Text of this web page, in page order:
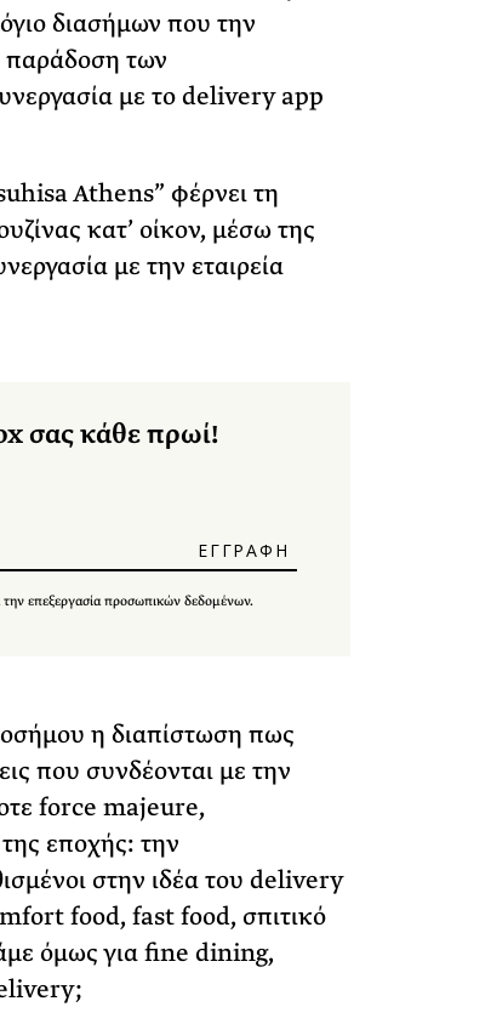
διασήμων που την
παράδοση των
με το delivery app
Athens” φέρνει τη
κατ’ οίκον, μέσω της
με την εταιρεία
σας κάθε πρωί!
επεξεργασία προσωπικών δεδομένων.
η διαπίστωση πως
που συνδέονται με την
force majeure,
εποχής: την
στην ιδέα του delivery
food, fast food, σπιτικό
όμως για fine dining,